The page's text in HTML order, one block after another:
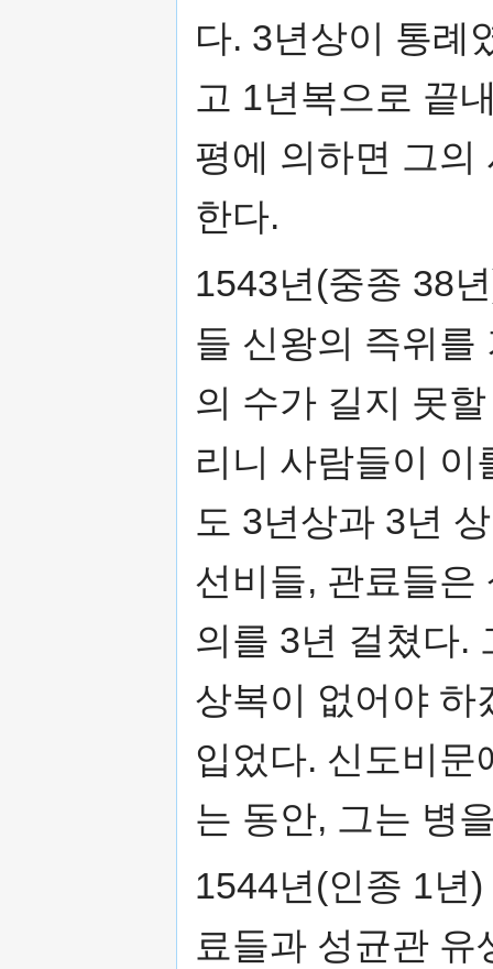
다. 3년상이 통례
고 1년복으로 끝
평에 의하면 그의
한다.
1543년(중종 38
들 신왕의 즉위를
의 수가 길지 못
리니 사람들이 이
도 3년상과 3년
선비들, 관료들은
의를 3년 걸쳤다.
상복이 없어야 하
입었다. 신도비문
는 동안, 그는 병
1544년(인종 1년
료들과 성균관